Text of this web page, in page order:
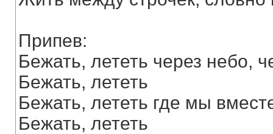
Припев:
Бежать, лететь через небо,
Бежать, лететь
Бежать, лететь где мы
Бежать, лететь